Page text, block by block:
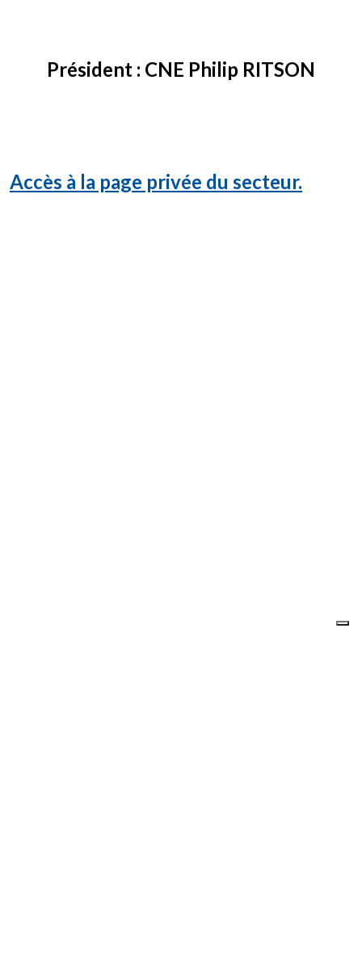
Président : CNE Philip RITSON
Accès à la page privée du secteur.